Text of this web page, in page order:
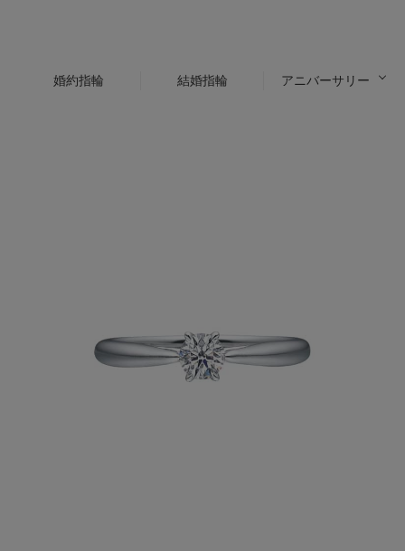
婚約指輪 結婚指輪 アニバーサリー